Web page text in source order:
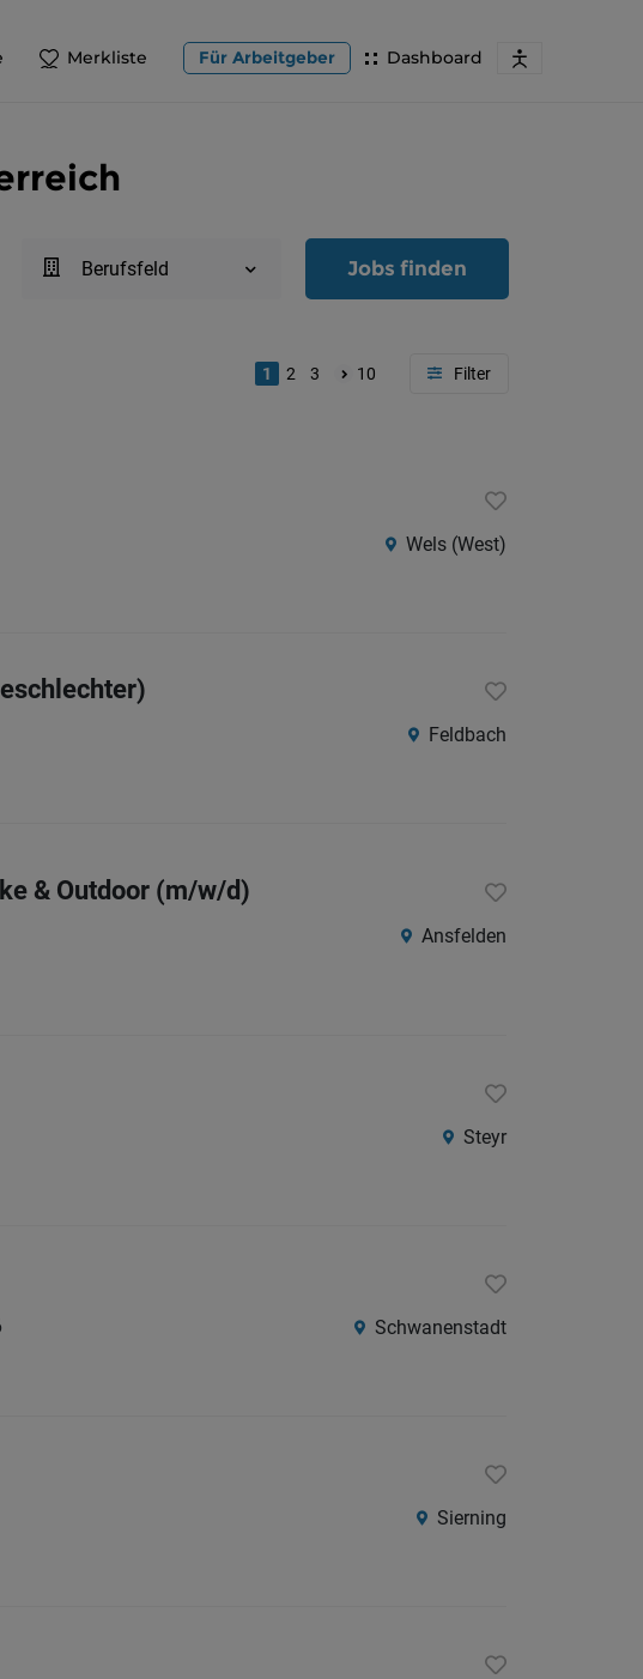
Merkliste Dashboard
Für Arbeitgeber
Berufsfeld Jobs finden
1 2 3 10
Wels (West)
Feldbach
& Outdoor (m/w/d)
Ansfelden
Steyr
Schwanenstadt
Sierning